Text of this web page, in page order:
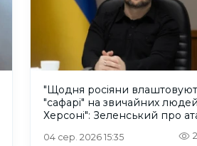
"Щодня росіяни
"сафарі" на звичайних
Херсоні": Зеленський про
04 сер. 2026 15:35